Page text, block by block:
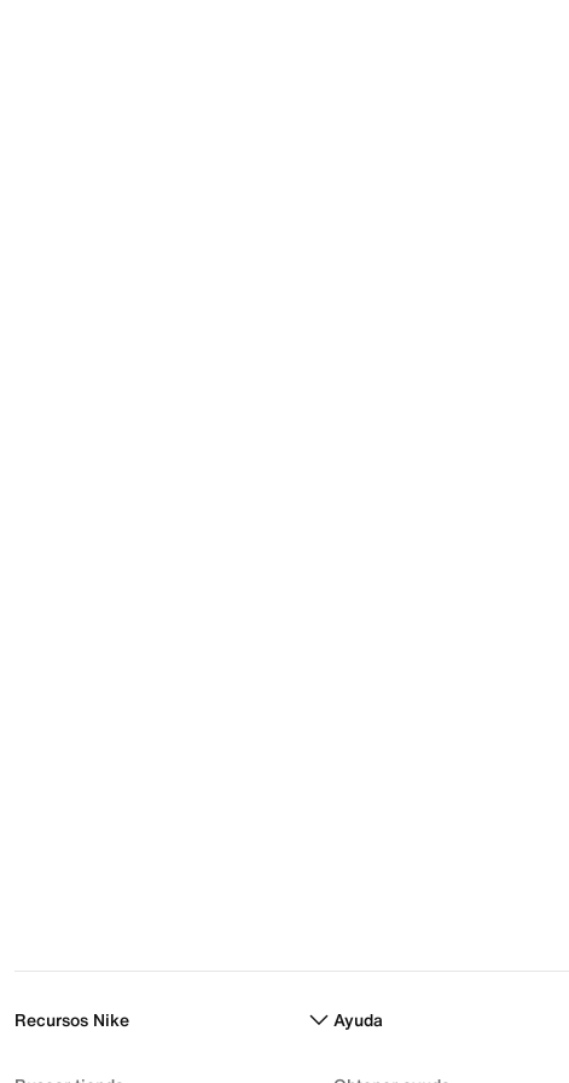
Recursos Nike Ayuda